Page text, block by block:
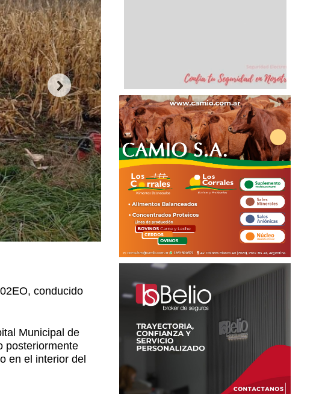
conducido
Municipal de
posteriormente
en el interior del